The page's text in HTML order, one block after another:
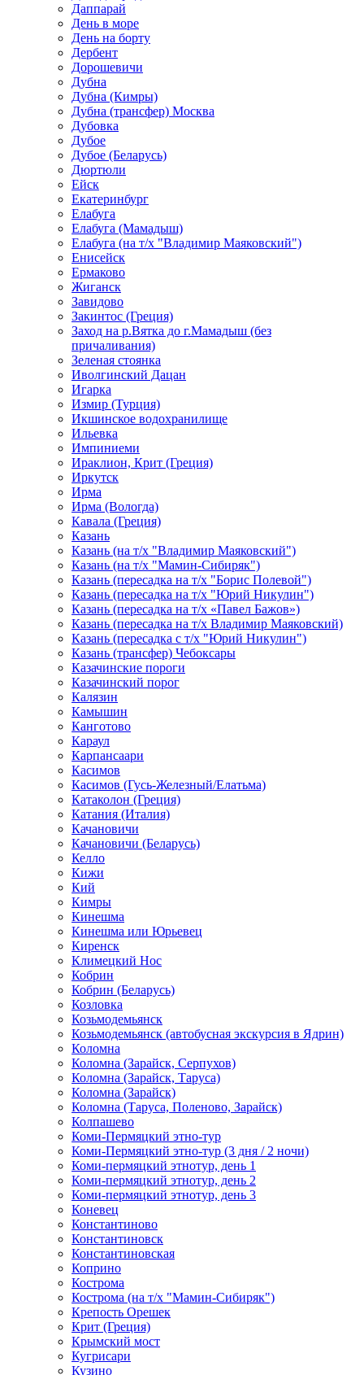
Даппарай
День в море
День на борту
Дербент
Дорошевичи
Дубна
Дубна (Кимры)
Дубна (трансфер) Москва
Дубовка
Дубое
Дубое (Беларусь)
Дюртюли
Ейск
Екатеринбург
Елабуга
Елабуга (Мамадыш)
Елабуга (на т/х "Владимир Маяковский")
Енисейск
Ермаково
Жиганск
Завидово
Закинтос (Греция)
Заход на р.Вятка до г.Мамадыш (без
причаливания)
Зеленая стоянка
Иволгинский Дацан
Игарка
Измир (Турция)
Икшинское водохранилище
Ильевка
Импиниеми
Ираклион, Крит (Греция)
Иркутск
Ирма
Ирма (Вологда)
Кавала (Греция)
Казань
Казань (на т/х "Владимир Маяковский")
Казань (на т/х "Мамин-Сибиряк")
Казань (пересадка на т/х "Борис Полевой")
Казань (пересадка на т/х "Юрий Никулин")
Казань (пересадка на т/х «Павел Бажов»)
Казань (пересадка на т/х Владимир Маяковский)
Казань (пересадка с т/х "Юрий Никулин")
Казань (трансфер) Чебоксары
Казачинские пороги
Казачинский порог
Калязин
Камышин
Канготово
Караул
Карпансаари
Касимов
Касимов (Гусь-Железный/Елатьма)
Катаколон (Греция)
Катания (Италия)
Качановичи
Качановичи (Беларусь)
Келло
Кижи
Кий
Кимры
Кинешма
Кинешма или Юрьевец
Киренск
Климецкий Нос
Кобрин
Кобрин (Беларусь)
Козловка
Козьмодемьянск
Козьмодемьянск (автобусная экскурсия в Ядрин)
Коломна
Коломна (Зарайск, Серпухов)
Коломна (Зарайск, Таруса)
Коломна (Зарайск)
Коломна (Таруса, Поленово, Зарайск)
Колпашево
Коми-Пермяцкий этно-тур
Коми-Пермяцкий этно-тур (3 дня / 2 ночи)
Коми-пермяцкий этнотур, день 1
Коми-пермяцкий этнотур, день 2
Коми-пермяцкий этнотур, день 3
Коневец
Константиново
Константиновск
Константиновская
Коприно
Кострома
Кострома (на т/х "Мамин-Сибиряк")
Крепость Орешек
Крит (Греция)
Крымский мост
Кугрисари
Кузино